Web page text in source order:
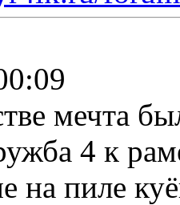
мечта
4 к
на пиле